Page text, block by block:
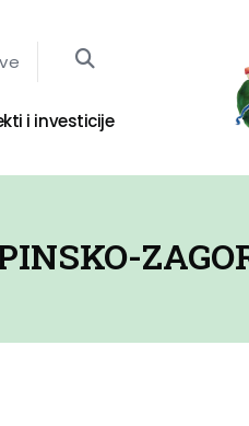
i investicije